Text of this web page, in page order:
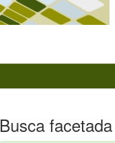
Busca facetada